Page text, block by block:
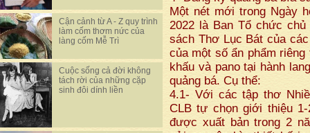
Cận cảnh từ A - Z quy trình
làm cốm thơm nức của
làng cốm Mễ Trì
Cuộc sống cả đời không
tách rời của những cặp
sinh đôi dính liền
Một nét mới trong Ngày
2022 là Ban Tổ chức
sách Thơ Lục Bát của
của một số ẩn phẩm
khấu và pano tại hành
quảng bá. Cụ thể:
4.1- Với các tập thơ
CLB tự chọn giới thiệu
được xuất bản trong 2